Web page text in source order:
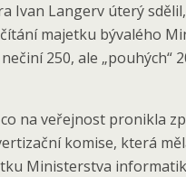
Ivan Langerv úterý
majetku bývalého
250, ale „pouhých“
na veřejnost pronikla
komise, která
Ministerstva